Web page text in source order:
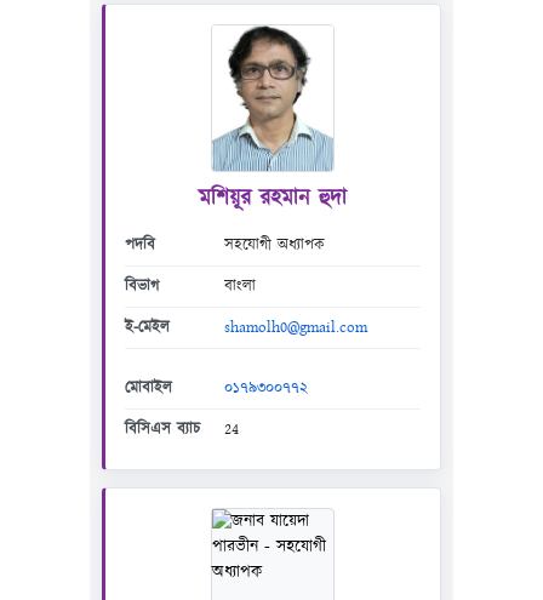
মশিয়ূর রহমান হুদা
পদবি
সহযোগী অধ্যাপক
বিভাগ
বাংলা
ই-মেইল
shamolh0@gmail.com
মোবাইল
০১৭৯৩০০৭৭২
বিসিএস ব্যাচ
24